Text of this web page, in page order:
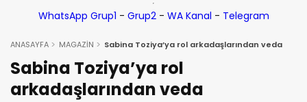
WhatsApp Grup1 - Grup2- WA Kanal - Telegram
ANASAYFA MAGAZİN Sabina Toziya’ya rol arkadaşlarından veda
Sabina Toziya’ya rol
arkadaşlarından veda